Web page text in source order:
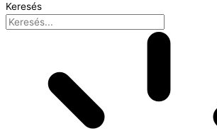
Keresés